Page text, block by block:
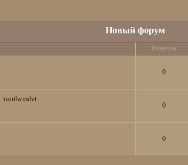
Новый форум
Ответов
0
uzutlwmdvt
0
0